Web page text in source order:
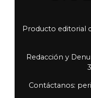
Producto editorial
Redacción y
Contáctanos: